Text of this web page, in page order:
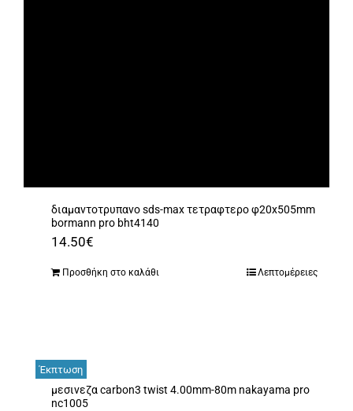
διαμαντοτρυπανο sds-max τετραφτερο φ20x505mm
bormann pro bht4140
14.50€
Προσθήκη στο καλάθι Λεπτομέρειες
Έκπτωση
μεσινεζα carbon3 twist 4.00mm-80m nakayama pro
nc1005